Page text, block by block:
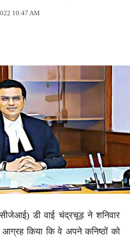
10:47 AM
डी वाई चंद्रचूड़ ने शनिवार
आग्रह किया कि वे अपने कनिष्ठों को